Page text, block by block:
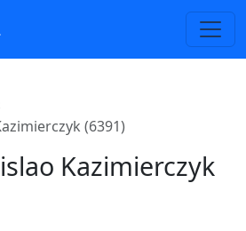
(6391)
Kazimierczyk